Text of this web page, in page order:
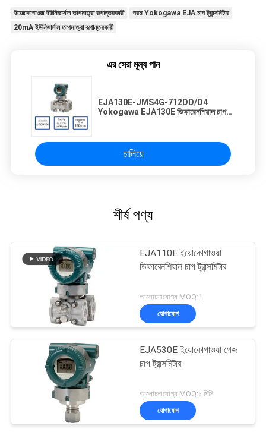
ইয়োকোগাওয়া ইউনিভার্সাল তাপমাত্রা রূপান্তরকারী
পরম Yokogawa EJA চাপ ট্রান্সমিটার
20mA ইউনিভার্সাল তাপমাত্রা রূপান্তরকারী
এর সেরা মূল্য পান
EJA130E-JMS4G-712DD/D4
Yokogawa EJA130E ডিফারেনশিয়াল চাপ
চালিয়ে
শীর্ষ পণ্য
EJA110E ইয়োকোগাওয়া
ডিফারেনশিয়াল চাপ ট্রান্সমিটার
আলোচনাযোগ্য MOQ:1
যোগাযোগ
EJA530E ইয়োকোগাওয়া গেজ
চাপ ট্রান্সমিটার
আলোচনাযোগ্য MOQ:১ পিসি
যোগাযোগ